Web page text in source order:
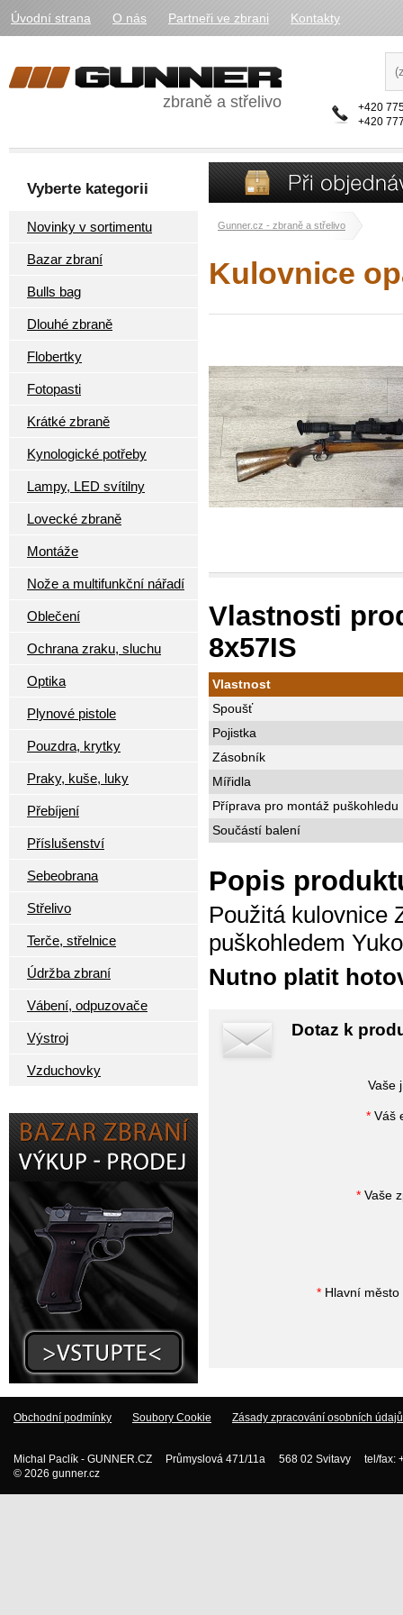
Úvodní strana O nás Partneři ve zbrani Kontakty
zbraně a střelivo
+420
+420
Vyberte kategorii
Novinky v sortimentu
Bazar zbraní
Bulls bag
Dlouhé zbraně
Flobertky
Fotopasti
Krátké zbraně
Kynologické potřeby
Lampy, LED svítilny
Lovecké zbraně
Montáže
Nože a multifunkční nářadí
Oblečení
Ochrana zraku, sluchu
Optika
Plynové pistole
Pouzdra, krytky
Praky, kuše, luky
Přebíjení
Příslušenství
Sebeobrana
Střelivo
Terče, střelnice
Údržba zbraní
Vábení, odpuzovače
Výstroj
Vzduchovky
Gunner.cz - zbraně a střelivo
Kulovnice
Vlastnosti
8x57IS
Vlastnost
Spoušť
Pojistka
Zásobník
Mířidla
Příprava pro montáž puškohledu
Součástí balení
Popis
Použitá kulovnice
puškohledem
Nutno platit
Dotaz k
Vaše
* Váš
* Vaše
* Hlavní město
Obchodní podmínky Soubory Cookie Zásady zpracování osobních údajů
Michal Paclík - GUNNER.CZ Průmyslová 471/11a 568 02 Svitavy tel/
© 2026 gunner.cz